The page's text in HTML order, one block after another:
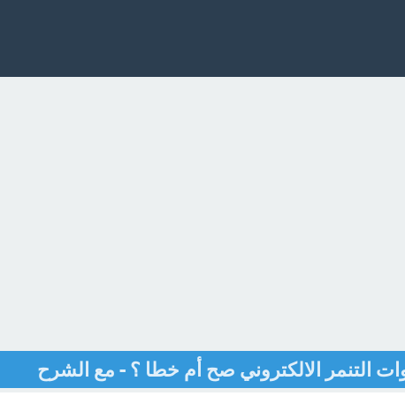
التنمر الالكتروني صح أم خطا ؟ - مع الشرح